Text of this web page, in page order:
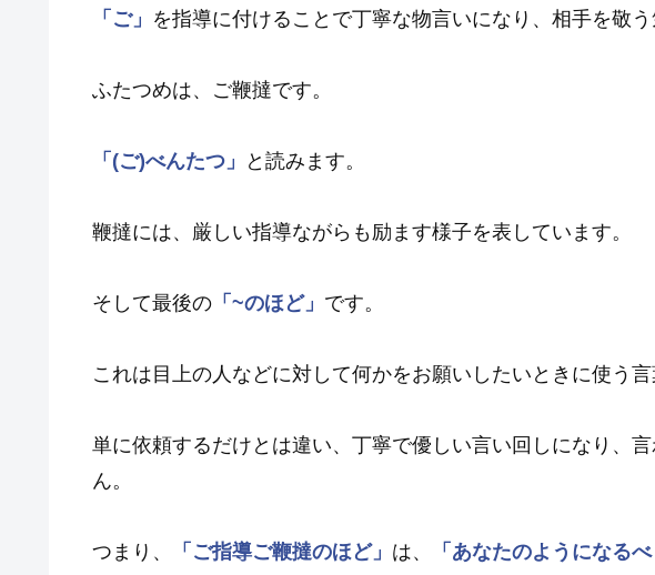
「ご」 を指導に付けることで丁寧な物言いになり、相手を敬う
ふたつめは、ご鞭撻です。
「(ご)べんたつ」 と読みます。
鞭撻には、厳しい指導ながらも励ます様子を表しています。
そして最後の 「~のほど」 です。
これは目上の人などに対して何かをお願いしたいときに使う言
単に依頼するだけとは違い、丁寧で優しい言い回しになり、
ん。
つまり、 「ご指導ご鞭撻のほど」 は、
「あなたのようになる